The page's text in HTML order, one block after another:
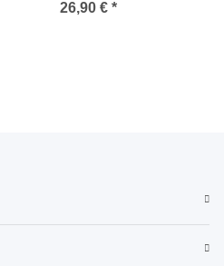
26,90 € *